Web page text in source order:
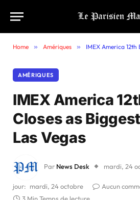
Home » Amériques » IMEX America 12th Edition
AMÉRIQUES
IMEX America
Closes as
Las Vegas
Par News Desk mardi, 24
jour: mardi, 24 octobre
Aucun